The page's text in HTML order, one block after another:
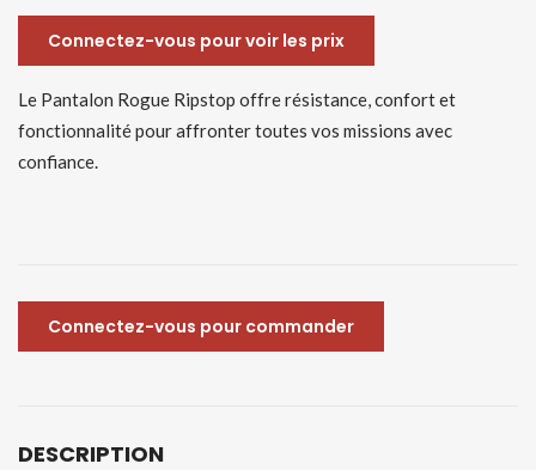
Connectez-vous pour voir les prix
Le Pantalon Rogue Ripstop offre résistance, confort et
fonctionnalité pour affronter toutes vos missions avec
confiance.
Connectez-vous pour commander
DESCRIPTION